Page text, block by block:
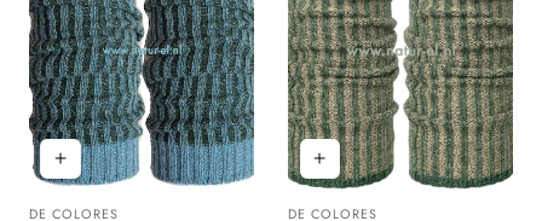
DE COLORES DE COLORES